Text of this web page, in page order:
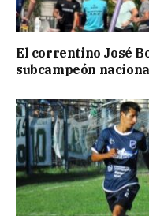
El correntino José
subcampeón